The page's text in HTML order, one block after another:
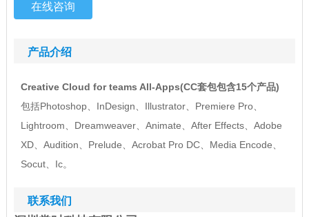
在线咨询
产品介绍
Creative Cloud for teams All-Apps(CC套包包含15个产品)
包括Photoshop、InDesign、Illustrator、Premiere Pro、
Lightroom、Dreamweaver、Animate、After Effects、Adobe
XD、Audition、Prelude、Acrobat Pro DC、Media Encode、
Socut、Ic。
联系我们